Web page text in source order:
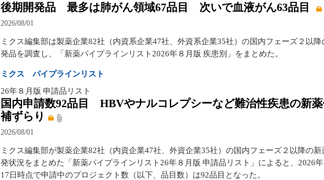
後期開発品 最多は肺がん領域67品目 次いで血液がん63品目
2026/08/01
ミクス編集部は製薬企業82社（内資系企業47社、外資系企業35社）の国内フェーズ２以降
発品を調査し、「新薬パイプラインリスト2026年８月版 疾患別」をまとめた。
ミクス パイプラインリスト
26年８月版 申請品リスト
国内申請数92品目 HBVやナルコレプシーなど難治性疾患の新
補ずらり
2026/08/01
ミクス編集部が製薬企業82社（内資企業47社、外資企業35社）の国内フェーズ２以降の新
発状況をまとめた「新薬パイプラインリスト26年８月版 申請品リスト」によると、2026年
17日時点で申請中のプロジェクト数（以下、品目数）は92品目となった。